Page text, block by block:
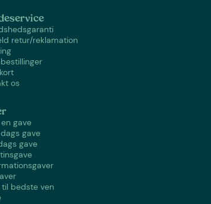
retur/reklamation
os
gave
gave
gave
til bedste ven